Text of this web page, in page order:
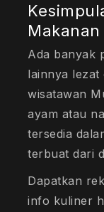
Ada banyak
lainnya lezat
wisatawan
ayam atau
tersedia
terbuat dari
Dapatkan
info kuliner